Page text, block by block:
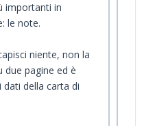
importanti in
le note.
niente, non la
due pagine ed è
della carta di